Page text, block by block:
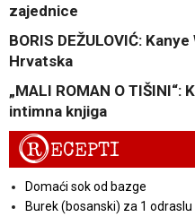
zajednice
BORIS DEŽULOVIĆ:
Hrvatska
„MALI ROMAN O
intimna knjiga
RECEPTI
Domaći sok od bazge
Burek (bosanski) za 1 odraslu